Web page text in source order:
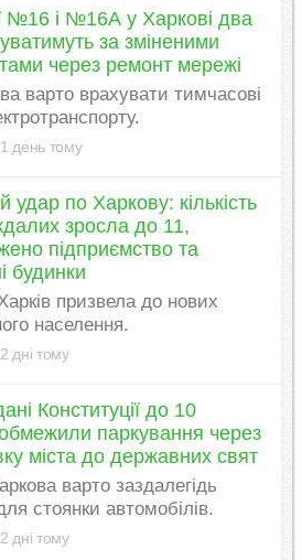
№16 і №16А у Харкові два
за зміненими
через ремонт мережі
варто врахувати тимчасові
1 день тому
удар по Харкову: кількість
зросла до 11,
підприємство та
будинки
призвела до нових
населення.
2 дні тому
Конституції до 10
паркування через
міста до державних свят
варто заздалегідь
стоянки автомобілів.
2 дні тому